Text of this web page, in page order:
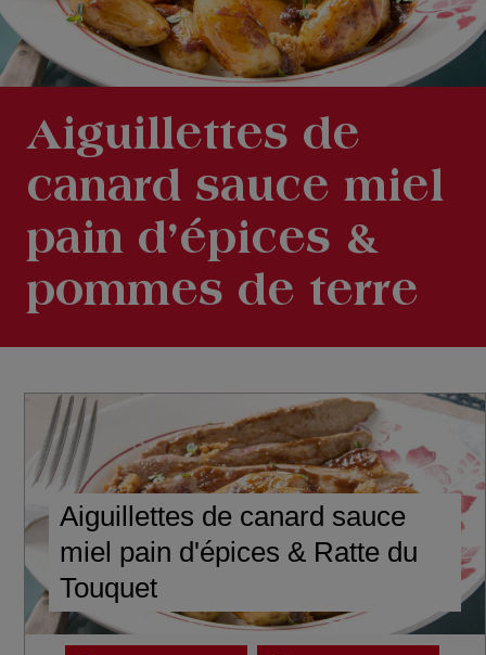
Aiguillettes de
canard sauce miel
pain d’épices &
pommes de terre
Aiguillettes de canard sauce
miel pain d'épices & Ratte du
Touquet